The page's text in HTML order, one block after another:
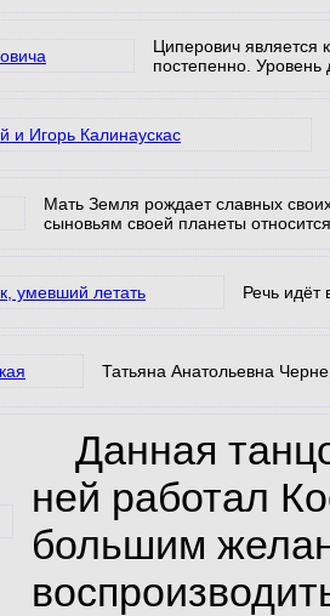
Циперович является
постепенно. Уровень
и Игорь Калинаускас
Мать Земля рождает славных
сыновьям своей планеты
умевший летать Речь идёт
Татьяна Анатольевна
Данная
ней работал
большим